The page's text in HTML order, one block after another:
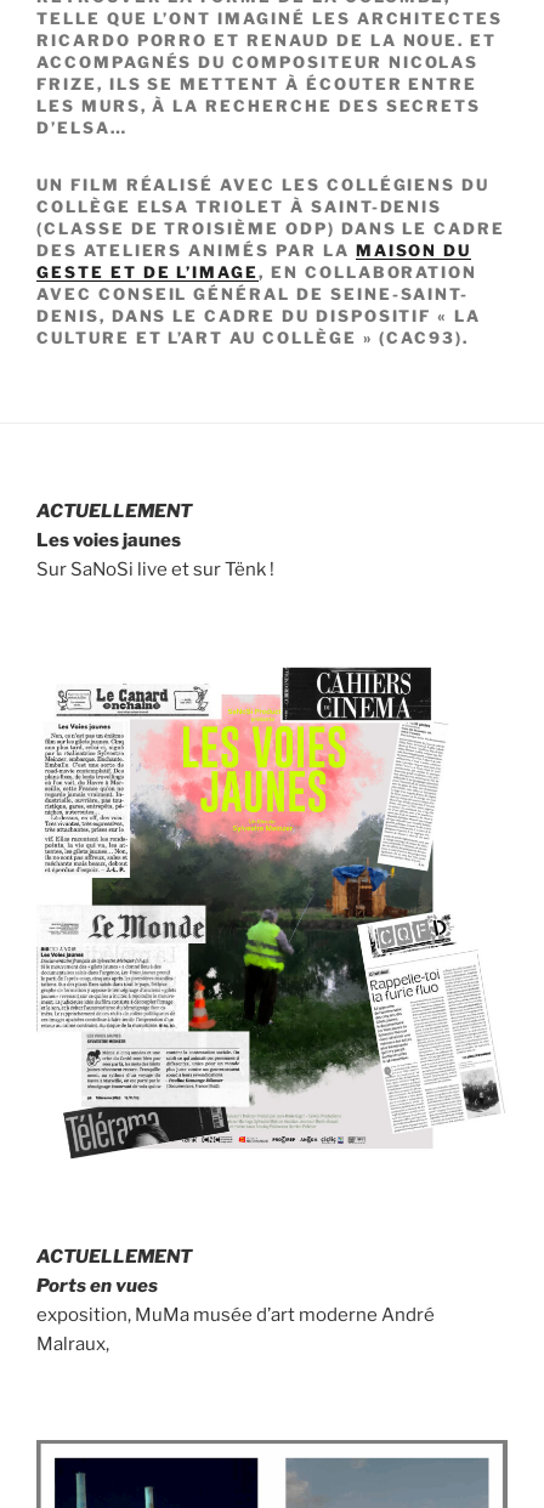
TELLE QUE L’ONT IMAGINÉ LES ARCHITECTES
RICARDO PORRO ET RENAUD DE LA NOUE. ET
ACCOMPAGNÉS DU COMPOSITEUR NICOLAS
FRIZE, ILS SE METTENT À ÉCOUTER ENTRE
LES MURS, À LA RECHERCHE DES SECRETS
D’ELSA…
UN FILM RÉALISÉ AVEC LES COLLÉGIENS DU
COLLÈGE ELSA TRIOLET À SAINT-DENIS
(CLASSE DE TROISIÈME ODP) DANS LE CADRE
DES ATELIERS ANIMÉS PAR LA MAISON DU
GESTE ET DE L’IMAGE, EN COLLABORATION
AVEC CONSEIL GÉNÉRAL DE SEINE-SAINT-
DENIS, DANS LE CADRE DU DISPOSITIF « LA
CULTURE ET L’ART AU COLLÈGE » (CAC93).
ACTUELLEMENT
Les voies jaunes
Sur SaNoSi live et sur Tënk !
ACTUELLEMENT
Ports en vues
exposition, MuMa musée d’art moderne André
Malraux,